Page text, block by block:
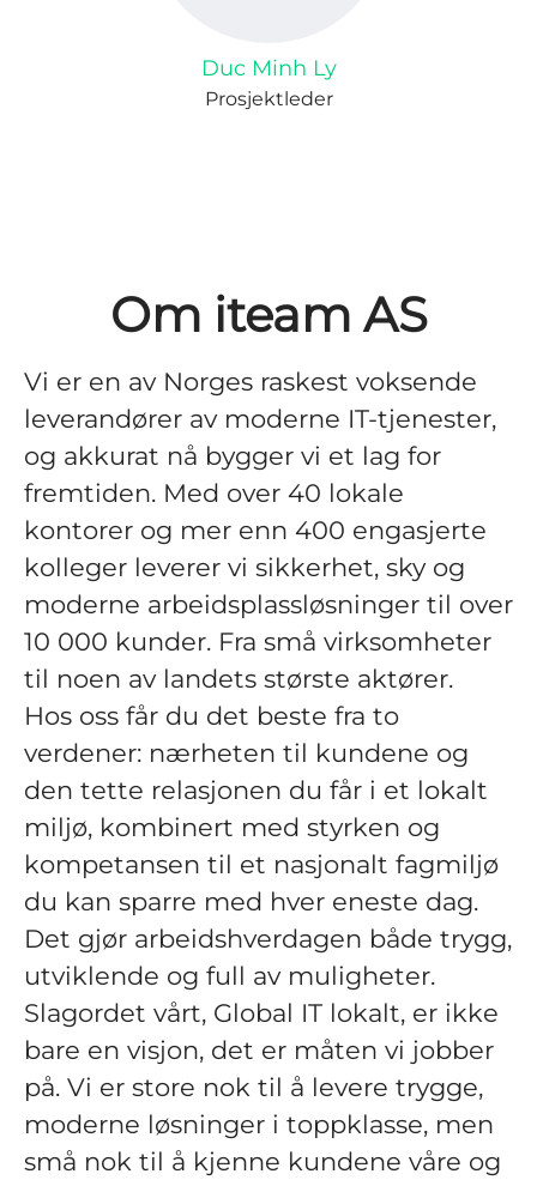
Duc Minh Ly
Prosjektleder
Om iteam AS
Vi er en av Norges raskest voksende
leverandører av moderne IT-tjenester,
og akkurat nå bygger vi et lag for
fremtiden. Med over 40 lokale
kontorer og mer enn 400 engasjerte
kolleger leverer vi sikkerhet, sky og
moderne arbeidsplassløsninger til over
10 000 kunder. Fra små virksomheter
til noen av landets største aktører.
Hos oss får du det beste fra to
verdener: nærheten til kundene og
den tette relasjonen du får i et lokalt
miljø, kombinert med styrken og
kompetansen til et nasjonalt fagmiljø
du kan sparre med hver eneste dag.
Det gjør arbeidshverdagen både trygg,
utviklende og full av muligheter.
Slagordet vårt, Global IT lokalt, er ikke
bare en visjon, det er måten vi jobber
på. Vi er store nok til å levere trygge,
moderne løsninger i toppklasse, men
små nok til å kjenne kundene våre og